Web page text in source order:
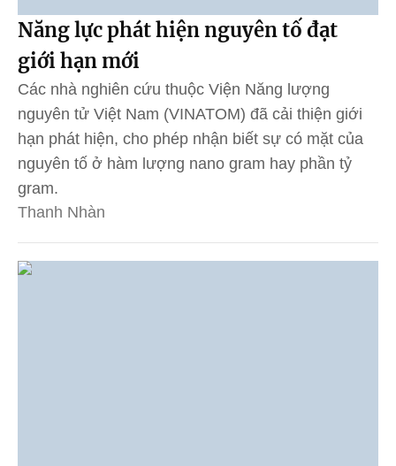
Năng lực phát hiện nguyên tố đạt
giới hạn mới
Các nhà nghiên cứu thuộc Viện Năng lượng
nguyên tử Việt Nam (VINATOM) đã cải thiện giới
hạn phát hiện, cho phép nhận biết sự có mặt của
nguyên tố ở hàm lượng nano gram hay phần tỷ
gram.
Thanh Nhàn